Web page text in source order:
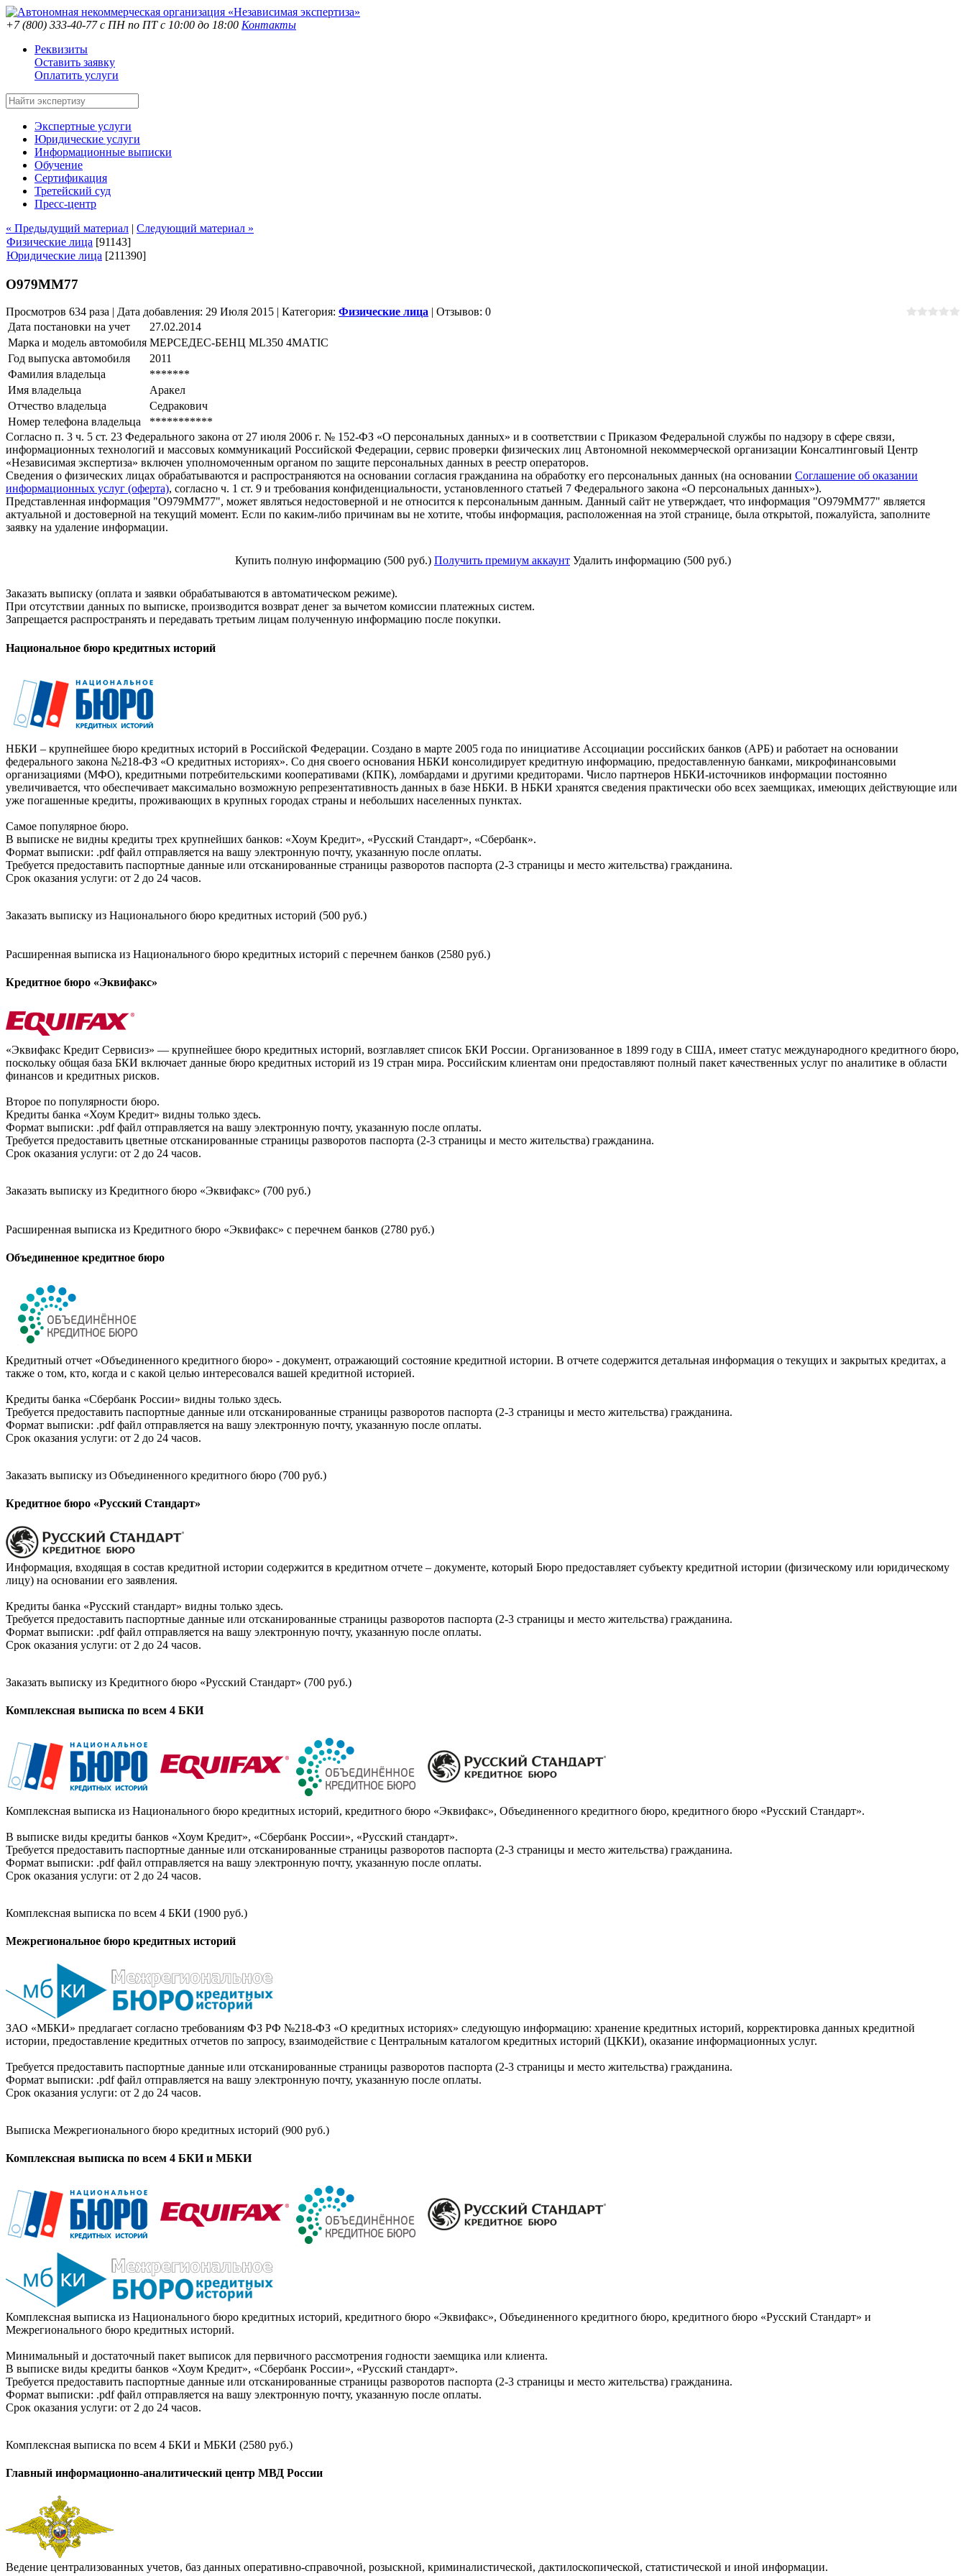
+7 (800) 333-40-77с ПН по ПТ с 10:00 до 18:00 Контакты
Реквизиты
Оставить заявку
Оплатить услуги
Экспертные услуги
Юридические услуги
Информационные выписки
Обучение
Сертификация
Третейский суд
Пресс-центр
« Предыдущий материал | Следующий материал »
Физические лица [91143]
Юридические лица [211390]
О979ММ77
Просмотров 634 раза | Дата добавления: 29 Июля 2015 | Категория: Физические лица | Отзывов: 0
Дата постановки на учет
27.02.2014
Марка и модель автомобиля МЕРСЕДЕС-БЕНЦ МL350 4МАТIС
Год выпуска автомобиля
2011
Фамилия владельца
*******
Имя владельца
Аракел
Отчество владельца
Седракович
Номер телефона владельца
***********
Согласно п. 3 ч. 5 ст. 23 Федерального закона от 27 июля 2006 г. № 152-ФЗ «О персональных данных» и в соответствии с Приказом Федеральной службы по надзору в сфере связи,
информационных технологий и массовых коммуникаций Российской Федерации, сервис проверки физических лиц Автономной некоммерческой организации Консалтинговый Центр
«Независимая экспертиза» включен уполномоченным органом по защите персональных данных в реестр операторов.
Сведения о физических лицах обрабатываются и распространяются на основании согласия гражданина на обработку его персональных данных (на основании Соглашение об оказании
информационных услуг (оферта), согласно ч. 1 ст. 9 и требования конфиденциальности, установленного статьей 7 Федерального закона «О персональных данных»).
Представленная информация "О979ММ77", может являться недостоверной и не относится к персональным данным. Данный сайт не утверждает, что информация "О979ММ77" является
актуальной и достоверной на текущий момент. Если по каким-либо причинам вы не хотите, чтобы информация, расположенная на этой странице, была открытой, пожалуйста, заполните
заявку на удаление информации.
Купить полную информацию (500 руб.) Получить премиум аккаунт Удалить информацию (500 руб.)
Заказать выписку (оплата и заявки обрабатываются в автоматическом режиме).
При отсутствии данных по выписке, производится возврат денег за вычетом комиссии платежных систем.
Запрещается распространять и передавать третьим лицам полученную информацию после покупки.
Национальное бюро кредитных историй
НБКИ – крупнейшее бюро кредитных историй в Российской Федерации. Создано в марте 2005 года по инициативе Ассоциации российских банков (АРБ) и работает на основании
федерального закона №218-ФЗ «О кредитных историях». Со дня своего основания НБКИ консолидирует кредитную информацию, предоставленную банками, микрофинансовыми
организациями (МФО), кредитными потребительскими кооперативами (КПК), ломбардами и другими кредиторами. Число партнеров НБКИ-источников информации постоянно
увеличивается, что обеспечивает максимально возможную репрезентативность данных в базе НБКИ. В НБКИ хранятся сведения практически обо всех заемщиках, имеющих действующие или
уже погашенные кредиты, проживающих в крупных городах страны и небольших населенных пунктах.
Самое популярное бюро.
В выписке не видны кредиты трех крупнейших банков: «Хоум Кредит», «Русский Стандарт», «Сбербанк».
Формат выписки: .pdf файл отправляется на вашу электронную почту, указанную после оплаты.
Требуется предоставить паспортные данные или отсканированные страницы разворотов паспорта (2-3 страницы и место жительства) гражданина.
Срок оказания услуги: от 2 до 24 часов.
Заказать выписку из Национального бюро кредитных историй (500 руб.)
Расширенная выписка из Национального бюро кредитных историй с перечнем банков (2580 руб.)
Кредитное бюро «Эквифакс»
«Эквифакс Кредит Сервисиз» — крупнейшее бюро кредитных историй, возглавляет список БКИ России. Организованное в 1899 году в США, имеет статус международного кредитного бюро,
поскольку общая база БКИ включает данные бюро кредитных историй из 19 стран мира. Российским клиентам они предоставляют полный пакет качественных услуг по аналитике в области
финансов и кредитных рисков.
Второе по популярности бюро.
Кредиты банка «Хоум Кредит» видны только здесь.
Формат выписки: .pdf файл отправляется на вашу электронную почту, указанную после оплаты.
Требуется предоставить цветные отсканированные страницы разворотов паспорта (2-3 страницы и место жительства) гражданина.
Срок оказания услуги: от 2 до 24 часов.
Заказать выписку из Кредитного бюро «Эквифакс» (700 руб.)
Расширенная выписка из Кредитного бюро «Эквифакс» с перечнем банков (2780 руб.)
Объединенное кредитное бюро
Кредитный отчет «Объединенного кредитного бюро» - документ, отражающий состояние кредитной истории. В отчете содержится детальная информация о текущих и закрытых кредитах, а
также о том, кто, когда и с какой целью интересовался вашей кредитной историей.
Кредиты банка «Сбербанк России» видны только здесь.
Требуется предоставить паспортные данные или отсканированные страницы разворотов паспорта (2-3 страницы и место жительства) гражданина.
Формат выписки: .pdf файл отправляется на вашу электронную почту, указанную после оплаты.
Срок оказания услуги: от 2 до 24 часов.
Заказать выписку из Объединенного кредитного бюро (700 руб.)
Кредитное бюро «Русский Стандарт»
Информация, входящая в состав кредитной истории содержится в кредитном отчете – документе, который Бюро предоставляет субъекту кредитной истории (физическому или юридическому
лицу) на основании его заявления.
Кредиты банка «Русский стандарт» видны только здесь.
Требуется предоставить паспортные данные или отсканированные страницы разворотов паспорта (2-3 страницы и место жительства) гражданина.
Формат выписки: .pdf файл отправляется на вашу электронную почту, указанную после оплаты.
Срок оказания услуги: от 2 до 24 часов.
Заказать выписку из Кредитного бюро «Русский Стандарт» (700 руб.)
Комплексная выписка по всем 4 БКИ
Комплексная выписка из Национального бюро кредитных историй, кредитного бюро «Эквифакс», Объединенного кредитного бюро, кредитного бюро «Русский Стандарт».
В выписке виды кредиты банков «Хоум Кредит», «Сбербанк России», «Русский стандарт».
Требуется предоставить паспортные данные или отсканированные страницы разворотов паспорта (2-3 страницы и место жительства) гражданина.
Формат выписки: .pdf файл отправляется на вашу электронную почту, указанную после оплаты.
Срок оказания услуги: от 2 до 24 часов.
Комплексная выписка по всем 4 БКИ (1900 руб.)
Межрегиональное бюро кредитных историй
ЗАО «МБКИ» предлагает согласно требованиям ФЗ РФ №218-ФЗ «О кредитных историях» следующую информацию: хранение кредитных историй, корректировка данных кредитной
истории, предоставление кредитных отчетов по запросу, взаимодействие с Центральным каталогом кредитных историй (ЦККИ), оказание информационных услуг.
Требуется предоставить паспортные данные или отсканированные страницы разворотов паспорта (2-3 страницы и место жительства) гражданина.
Формат выписки: .pdf файл отправляется на вашу электронную почту, указанную после оплаты.
Срок оказания услуги: от 2 до 24 часов.
Выписка Межрегионального бюро кредитных историй (900 руб.)
Комплексная выписка по всем 4 БКИ и МБКИ
Комплексная выписка из Национального бюро кредитных историй, кредитного бюро «Эквифакс», Объединенного кредитного бюро, кредитного бюро «Русский Стандарт» и
Межрегионального бюро кредитных историй.
Минимальный и достаточный пакет выписок для первичного рассмотрения годности заемщика или клиента.
В выписке виды кредиты банков «Хоум Кредит», «Сбербанк России», «Русский стандарт».
Требуется предоставить паспортные данные или отсканированные страницы разворотов паспорта (2-3 страницы и место жительства) гражданина.
Формат выписки: .pdf файл отправляется на вашу электронную почту, указанную после оплаты.
Срок оказания услуги: от 2 до 24 часов.
Комплексная выписка по всем 4 БКИ и МБКИ (2580 руб.)
Главный информационно-аналитический центр МВД России
Ведение централизованных учетов, баз данных оперативно-справочной, розыскной, криминалистической, дактилоскопической, статистической и иной информации.